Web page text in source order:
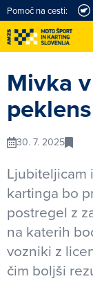
Pomoč na cesti:
Mivka
30. 7. 2025
Ljubiteljicam
kartinga bo
postregel z
na katerih
vozniki z
čim boljši